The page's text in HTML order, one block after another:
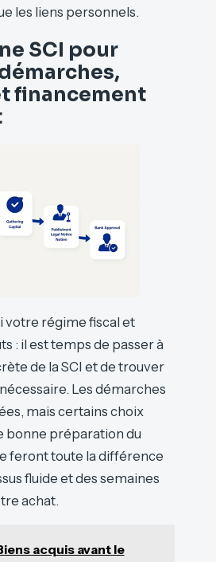
les liens personnels.
SCI pour
financement
votre régime fiscal et
: il est temps de passer à
de la SCI et de trouver
Les démarches
mais certains choix
bonne préparation du
feront toute la différence
fluide et des semaines
achat.
acquis avant le